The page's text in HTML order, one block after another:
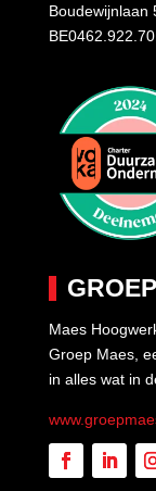
Boudewijnlaan
Maes
Groep Maes,
in alles wat in